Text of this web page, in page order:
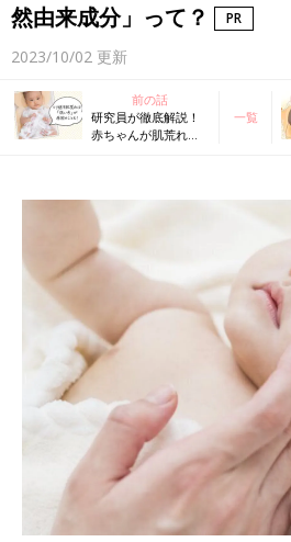
然由来成分」って？
2023/10/02 更新
前の話
研究員が徹底解説！
赤ちゃんが肌荒れを
一覧